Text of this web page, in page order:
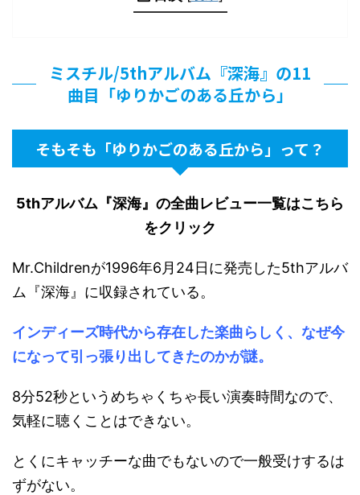
ミスチル/5thアルバム『深海』の11
曲目「ゆりかごのある丘から」
そもそも「ゆりかごのある丘から」って？
5thアルバム『深海』の全曲レビュー一覧はこちら
をクリック
Mr.Childrenが1996年6月24日に発売した5thアルバ
ム『深海』に収録されている。
インディーズ時代から存在した楽曲らしく、なぜ今
になって引っ張り出してきたのかが謎。
8分52秒というめちゃくちゃ長い演奏時間なので、
気軽に聴くことはできない。
とくにキャッチーな曲でもないので一般受けするは
ずがない。